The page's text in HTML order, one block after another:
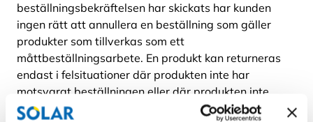
beställningsbekräftelsen har skickats har kunden
ingen rätt att annullera en beställning som gäller
produkter som tillverkas som ett
måttbeställningsarbete. En produkt kan returneras
endast i felsituationer där produkten inte har
motsvarat beställningen eller där produkten inte
uppfyller de kvalitetskrav som Solar Kaihdin Oy har